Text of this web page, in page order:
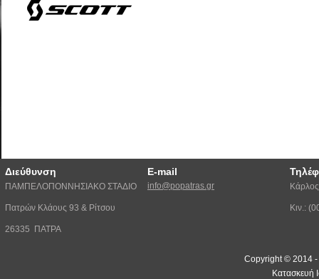
Διεύθυνση E-mail
ΠΑΜΠΕΛΟΠΟΝΝΗΣΙΑΚΟ ΣΤΑΔΙΟ
Πατρών Κλάους 93 & Ρίτσου
26335 ΠΑΤΡΑ
info@popatras.gr
Κιν.:
Copyright © 2014 -
Κατασκευή